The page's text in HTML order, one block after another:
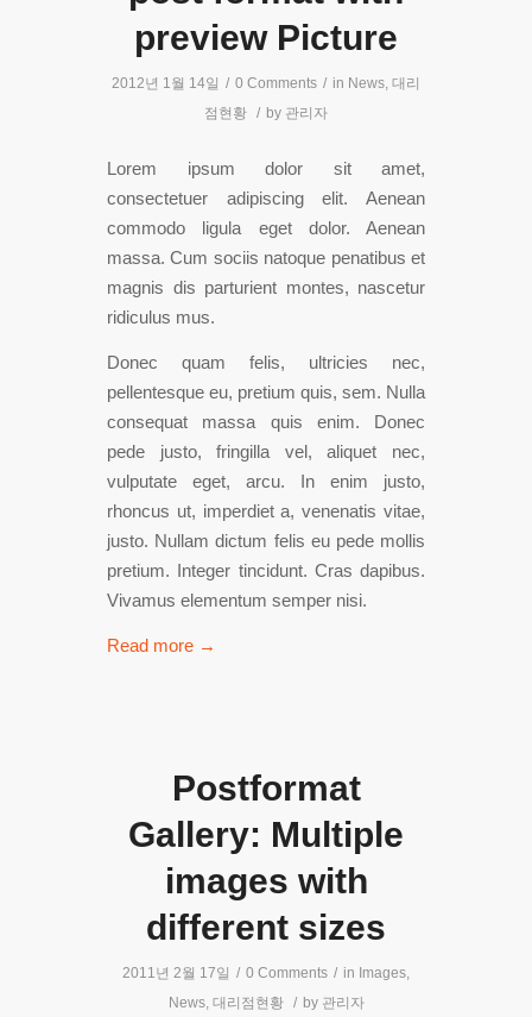
preview Picture
2012년 1월 14일 / 0 Comments / in News, 대리
점현황 / by 관리자
Lorem ipsum dolor sit amet,
consectetuer adipiscing elit. Aenean
commodo ligula eget dolor. Aenean
massa. Cum sociis natoque penatibus et
magnis dis parturient montes, nascetur
ridiculus mus.
Donec quam felis, ultricies nec,
pellentesque eu, pretium quis, sem. Nulla
consequat massa quis enim. Donec
pede justo, fringilla vel, aliquet nec,
vulputate eget, arcu. In enim justo,
rhoncus ut, imperdiet a, venenatis vitae,
justo. Nullam dictum felis eu pede mollis
pretium. Integer tincidunt. Cras dapibus.
Vivamus elementum semper nisi.
Read more →
Postformat
Gallery: Multiple
images with
different sizes
2011년 2월 17일 / 0 Comments / in Images,
News, 대리점현황 / by 관리자